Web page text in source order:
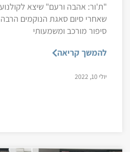
שאחרי סיום סאגת הנוקמים
סיפור מורכב ומשמעותי
להמשך קריאה
יולי 10, 2022